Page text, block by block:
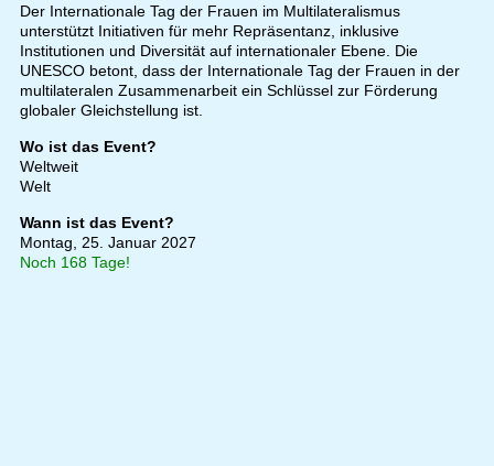
Der Internationale Tag der Frauen im Multilateralismus
unterstützt Initiativen für mehr Repräsentanz, inklusive
Institutionen und Diversität auf internationaler Ebene. Die
UNESCO betont, dass der Internationale Tag der Frauen in der
multilateralen Zusammenarbeit ein Schlüssel zur Förderung
globaler Gleichstellung ist.
Wo ist das Event?
Weltweit
Welt
Wann ist das Event?
Montag, 25. Januar 2027
Noch 168 Tage!